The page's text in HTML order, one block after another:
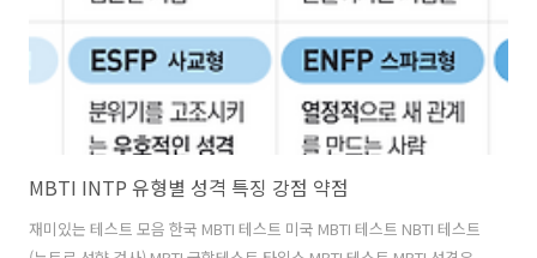
MBTI INTP 유형별 성격 특징 강점 약점
재미있는 테스트 모음 한국 MBTI 테스트 미국 MBTI 테스트 NBTI 테스트